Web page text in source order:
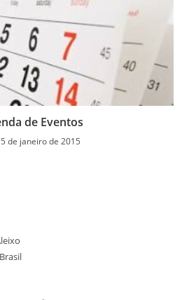
de Eventos
de janeiro de 2015